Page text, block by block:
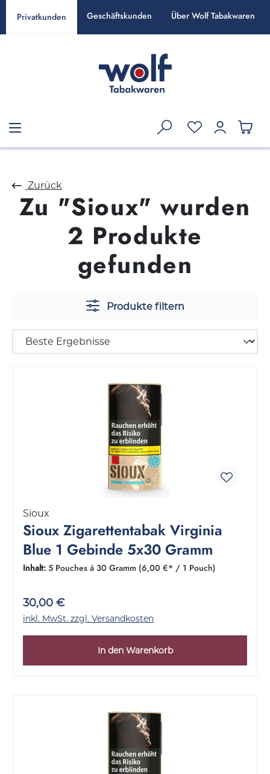
springen
Privatkunden Geschäftskunden Über Wolf Tabakwaren
Zurück
Zu "Sioux" wurden
2 Produkte
gefunden
Produkte filtern
Sioux
Sioux Zigarettentabak Virginia
Blue 1 Gebinde 5x30 Gramm
Inhalt: 5 Pouches á 30 Gramm (6,00 €* / 1 Pouch)
30,00 €
inkl. MwSt. zzgl. Versandkosten
In den Warenkorb